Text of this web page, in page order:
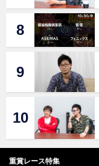
重賞レース特集